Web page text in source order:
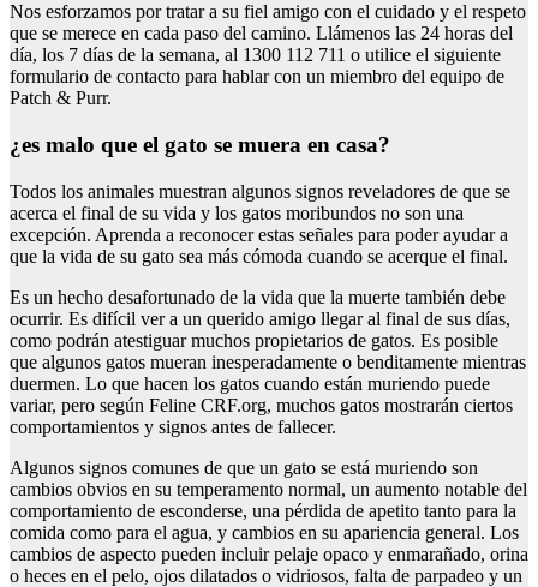
Nos esforzamos por tratar a su fiel amigo con el cuidado y el respeto
que se merece en cada paso del camino. Llámenos las 24 horas del
día, los 7 días de la semana, al 1300 112 711 o utilice el siguiente
formulario de contacto para hablar con un miembro del equipo de
Patch & Purr.
¿es malo que el gato se muera en casa?
Todos los animales muestran algunos signos reveladores de que se
acerca el final de su vida y los gatos moribundos no son una
excepción. Aprenda a reconocer estas señales para poder ayudar a
que la vida de su gato sea más cómoda cuando se acerque el final.
Es un hecho desafortunado de la vida que la muerte también debe
ocurrir. Es difícil ver a un querido amigo llegar al final de sus días,
como podrán atestiguar muchos propietarios de gatos. Es posible
que algunos gatos mueran inesperadamente o benditamente mientras
duermen. Lo que hacen los gatos cuando están muriendo puede
variar, pero según Feline CRF.org, muchos gatos mostrarán ciertos
comportamientos y signos antes de fallecer.
Algunos signos comunes de que un gato se está muriendo son
cambios obvios en su temperamento normal, un aumento notable del
comportamiento de esconderse, una pérdida de apetito tanto para la
comida como para el agua, y cambios en su apariencia general. Los
cambios de aspecto pueden incluir pelaje opaco y enmarañado, orina
o heces en el pelo, ojos dilatados o vidriosos, falta de parpadeo y un